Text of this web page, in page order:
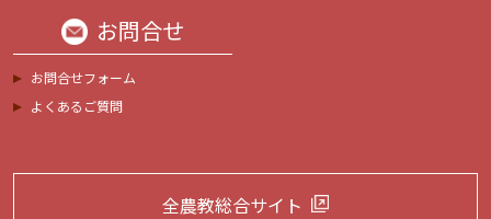
お問合せ
お問合せフォーム
よくあるご質問
全農教総合サイト